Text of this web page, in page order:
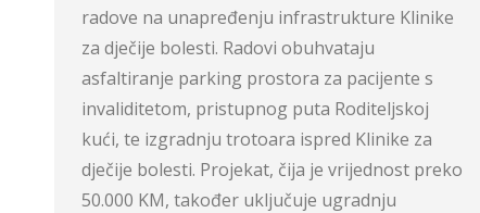
radove na unapređenju infrastrukture Klinike
za dječije bolesti. Radovi obuhvataju
asfaltiranje parking prostora za pacijente s
invaliditetom, pristupnog puta Roditeljskoj
kući, te izgradnju trotoara ispred Klinike za
dječije bolesti. Projekat, čija je vrijednost preko
50.000 KM, također uključuje ugradnju